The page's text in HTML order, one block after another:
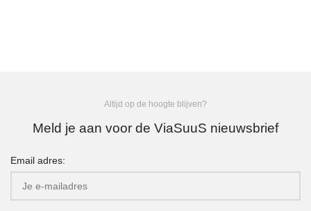
Altijd op de hoogte blijven?
Meld je aan voor de ViaSuuS nieuwsbrief
Email adres: